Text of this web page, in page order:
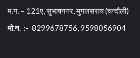
म.न. – 121ए, सुभाषनगर, मुगलसराय (चन्दौली)
मो.न. :- 8299678756, 9598056904